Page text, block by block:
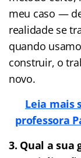
meu caso —
realidade se
quando
construir, o
novo.
Leia mais
professora
3. Qual a sua